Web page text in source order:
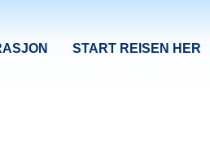
START REISEN HER